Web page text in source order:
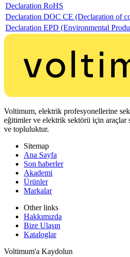
Declaration RoHS
Declaration DOC CE (Declaration of
Declaration EPD (Environmental
Voltimum, elektrik profesyonellerine
eğitimler ve elektrik sektörü için
ve topluluktur.
Sitemap
Ana Sayfa
Son haberler
Akademi
Ürünler
Markalar
Other links
Hakkımızda
Bize Ulaşın
Kataloglar
Voltimum'a Kaydolun